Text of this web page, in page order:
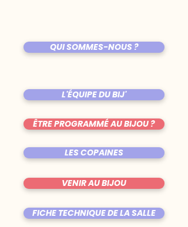
QUI SOMMES-NOUS ?
L'ÉQUIPE DU BIJ'
ÊTRE PROGRAMMÉ AU BIJOU ?
LES COPAINES
VENIR AU BIJOU
FICHE TECHNIQUE DE LA SALLE